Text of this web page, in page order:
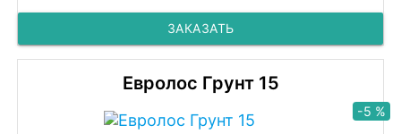
ЗАКАЗАТЬ
Евролос Грунт 15
-5 %